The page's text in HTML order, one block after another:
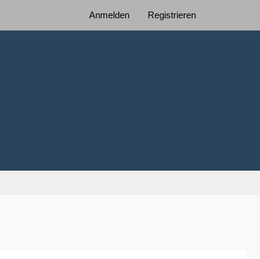
Anmelden Registrieren